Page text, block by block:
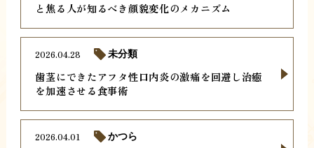
と焦る人が知るべき顔貌変化のメカニズム
歯茎にできたアフタ性口内炎の激痛を回避し治癒
を加速させる食事術
2026.04.28 未分類
2026.04.01 かつら